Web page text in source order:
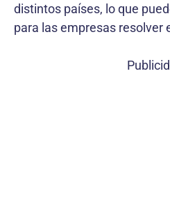
distintos países, lo que
para las empresas resolver